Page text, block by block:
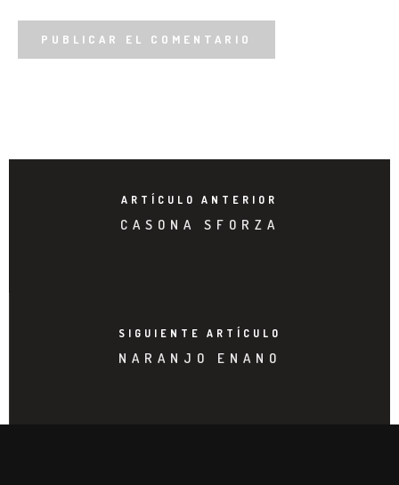
ARTÍCULO ANTERIOR
CASONA SFORZA
SIGUIENTE ARTÍCULO
NARANJO ENANO